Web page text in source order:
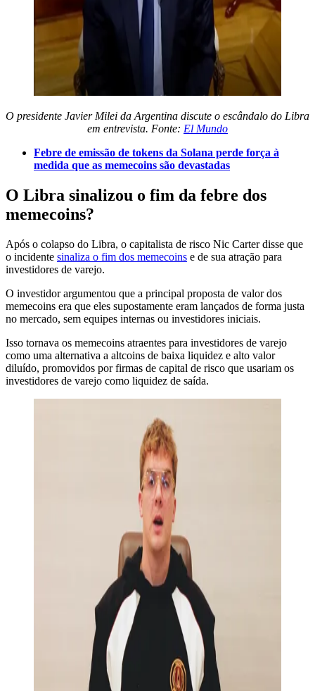
O presidente Javier Milei da Argentina discute o escândalo do Libra
em entrevista. Fonte: El Mundo
Febre de emissão de tokens da Solana perde força à
medida que as memecoins são devastadas
O Libra sinalizou o fim da febre dos
memecoins?
Após o colapso do Libra, o capitalista de risco Nic Carter disse que
o incidente sinaliza o fim dos memecoins e de sua atração para
investidores de varejo.
O investidor argumentou que a principal proposta de valor dos
memecoins era que eles supostamente eram lançados de forma justa
no mercado, sem equipes internas ou investidores iniciais.
Isso tornava os memecoins atraentes para investidores de varejo
como uma alternativa a altcoins de baixa liquidez e alto valor
diluído, promovidos por firmas de capital de risco que usariam os
investidores de varejo como liquidez de saída.